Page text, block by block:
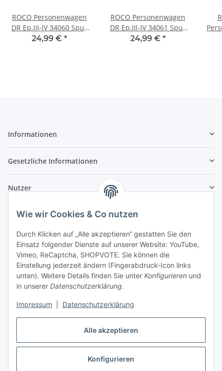
Alle akzeptieren
Konfigurieren
Wie wir Cookies & Co nutzen
Durch Klicken auf „Alle akzeptieren“ gestatten Sie den
Einsatz folgender Dienste auf unserer Website: YouTube,
Vimeo, ReCaptcha, SHOPVOTE. Sie können die
Einstellung jederzeit ändern (Fingerabdruck-Icon links
unten). Weitere Details finden Sie unter Konfigurieren und
in unserer Datenschutzerklärung.
Impressum Datenschutzerklärung
ROCO Personenwagen
DR Ep.III-IV 34060 Spur
H0e
24,99 € *
ROCO Personenwagen
DR Ep.III-IV 34061 Spur
H0e
24,99 € *
Informationen
Gesetzliche Informationen
Nutzer